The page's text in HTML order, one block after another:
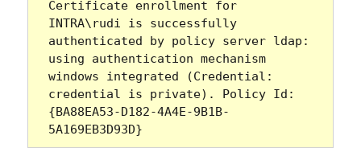
Certificate enrollment for
INTRA\rudi is successfully
authenticated by policy server ldap:
using authentication mechanism
windows integrated (Credential:
credential is private). Policy Id:
{BA88EA53-D182-4A4E-9B1B-
5A169EB3D93D}